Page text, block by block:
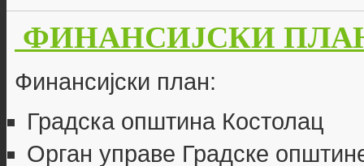
ФИНАНСИЈСКИ
Финансијски план:
Градска општина Костолац
Орган управе Градске